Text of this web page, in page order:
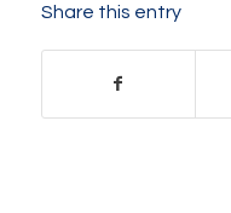
Share this entry